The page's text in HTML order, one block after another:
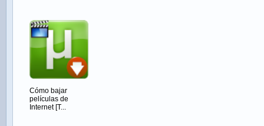
Cómo bajar
películas de
Internet [T...